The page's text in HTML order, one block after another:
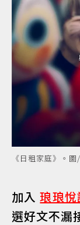
《日租家庭》。
加入琅琅
選好文不漏